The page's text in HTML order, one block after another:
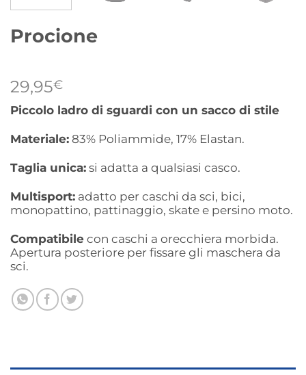
Procione
29,95€
Piccolo ladro di sguardi con un sacco di stile
Materiale: 83% Poliammide, 17% Elastan.
Taglia unica: si adatta a qualsiasi casco.
Multisport: adatto per caschi da sci, bici,
monopattino, pattinaggio, skate e persino moto.
Compatibile con caschi a orecchiera morbida.
Apertura posteriore per fissare gli maschera da
sci.